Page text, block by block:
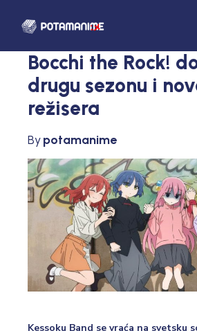
Bocchi the Rock!
drugu sezonu i
režisera
Bypotamanime
Kessoku Band se vraća na svetsku